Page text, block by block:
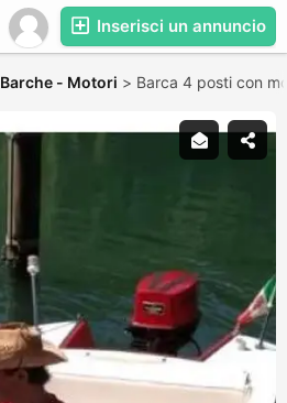
Inserisci un annuncio
Barche - Motori > Barca 4 posti con